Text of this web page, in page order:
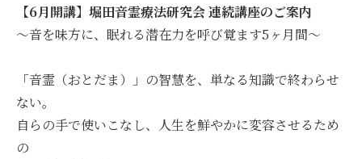
【6月開講】堀田音霊療法研究会 連続講座のご案内
〜音を味方に、眠れる潜在力を呼び覚ます5ヶ月間〜
「音霊（おとだま）」の智慧を、単なる知識で終わらせ
ない。
自らの手で使いこなし、人生を鮮やかに変容させるため
の